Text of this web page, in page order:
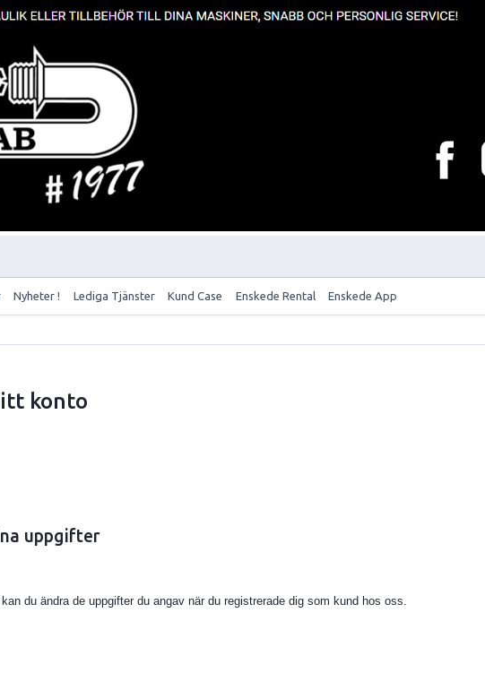
Nyheter ! Lediga Tjänster Kund Case Enskede Rental Enskede App
konto
uppgifter
kan du ändra de uppgifter du angav när du registrerade dig som kund hos oss.